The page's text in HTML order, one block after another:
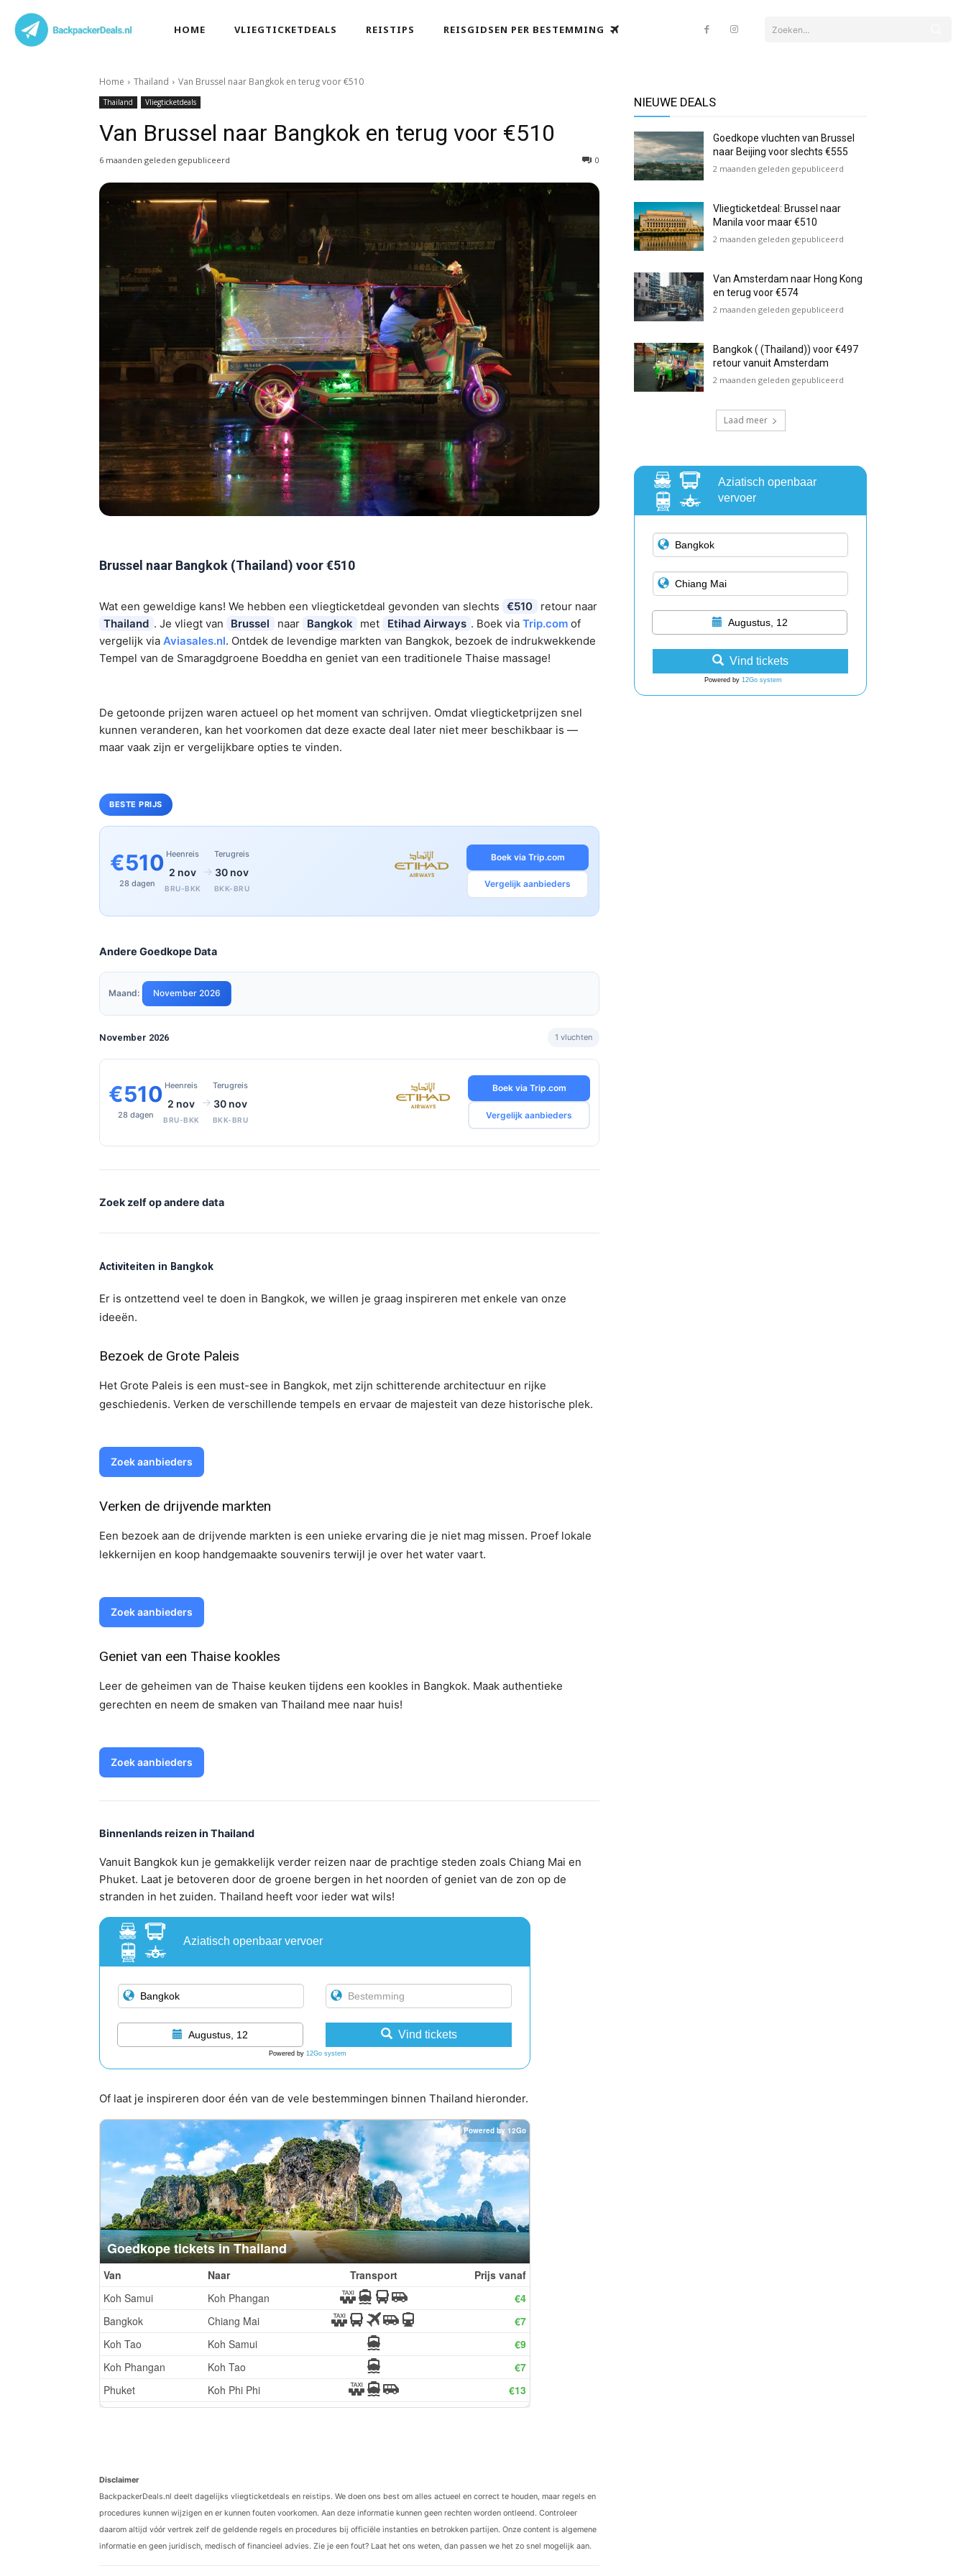
HOME VLIEGTICKETDEALS REISTIPS REISGIDSEN PER BESTEMMING Zoeken...
Home Thailand Van Brussel naar Bangkok en terug voor €510
Thailand Vliegticketdeals
Van Brussel naar Bangkok en terug voor €510
6 maanden geleden gepubliceerd 0
Brussel naar Bangkok (Thailand) voor €510
Wat een geweldige kans! We hebben een vliegticketdeal gevonden van slechts €510
retour naar
Thailand . Je vliegt van Brussel naar Bangkok met Etihad Airways . Boek viaTrip.com of
vergelijk via Aviasales.nl. Ontdek de levendige markten van Bangkok, bezoek de indrukwekkende
Tempel van de Smaragdgroene Boeddha en geniet van een traditionele Thaise massage!
De getoonde prijzen waren actueel op het moment van schrijven. Omdat vliegticketprijzen snel
kunnen veranderen, kan het voorkomen dat deze exacte deal later niet meer beschikbaar is —
maar vaak zijn er vergelijkbare opties te vinden.
BESTE PRIJS
€510
28 dagen
Heenreis
2 nov
BRU-BKK
→
Terugreis
30 nov
BKK-BRU
Boek via Trip.com
Vergelijk aanbieders
Andere Goedkope Data
Maand: November 2026
November 2026 1 vluchten
€510
28 dagen
Heenreis
2 nov
BRU-BKK
→
Terugreis
30 nov
BKK-BRU
Boek via Trip.com
Vergelijk aanbieders
Zoek zelf op andere data
Activiteiten in Bangkok
Er is ontzettend veel te doen in Bangkok, we willen je graag inspireren met enkele van onze
ideeën.
Bezoek de Grote Paleis
Het Grote Paleis is een must-see in Bangkok, met zijn schitterende architectuur en rijke
geschiedenis. Verken de verschillende tempels en ervaar de majesteit van deze historische plek.
Zoek aanbieders
Verken de drijvende markten
Een bezoek aan de drijvende markten is een unieke ervaring die je niet mag missen. Proef lokale
lekkernijen en koop handgemaakte souvenirs terwijl je over het water vaart.
Zoek aanbieders
Geniet van een Thaise kookles
Leer de geheimen van de Thaise keuken tijdens een kookles in Bangkok. Maak authentieke
gerechten en neem de smaken van Thailand mee naar huis!
Zoek aanbieders
Binnenlands reizen in Thailand
Vanuit Bangkok kun je gemakkelijk verder reizen naar de prachtige steden zoals Chiang Mai en
Phuket. Laat je betoveren door de groene bergen in het noorden of geniet van de zon op de
stranden in het zuiden. Thailand heeft voor ieder wat wils!
Aziatisch openbaar vervoer
Augustus, 12 Vind tickets
Powered by 12Go system
Of laat je inspireren door één van de vele bestemmingen binnen Thailand hieronder.
Disclaimer
BackpackerDeals.nl deelt dagelijks vliegticketdeals en reistips. We doen ons best om alles actueel en correct te houden, maar regels en
procedures kunnen wijzigen en er kunnen fouten voorkomen. Aan deze informatie kunnen geen rechten worden ontleend. Controleer
daarom altijd vóór vertrek zelf de geldende regels en procedures bij officiële instanties en betrokken partijen. Onze content is algemene
informatie en geen juridisch, medisch of financieel advies. Zie je een fout? Laat het ons weten, dan passen we het zo snel mogelijk aan.
NIEUWE DEALS
Goedkope vluchten van Brussel
naar Beijing voor slechts €555
2 maanden geleden gepubliceerd
Vliegticketdeal: Brussel naar
Manila voor maar €510
2 maanden geleden gepubliceerd
Van Amsterdam naar Hong Kong
en terug voor €574
2 maanden geleden gepubliceerd
Bangkok ( (Thailand)) voor €497
retour vanuit Amsterdam
2 maanden geleden gepubliceerd
Laad meer
Aziatisch openbaar
vervoer
Augustus, 12
Vind tickets
Powered by 12Go system